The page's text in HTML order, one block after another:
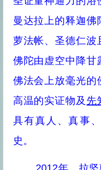
曼达拉上的释迦佛
萝法帐、圣德仁波
佛陀由虚空中降甘
佛法会上放毫光的
高温的实证物及 先
具有真人、真事
史。